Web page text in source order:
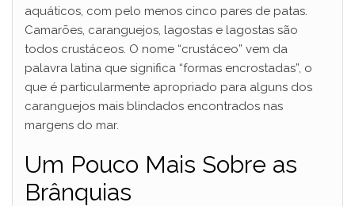
aquáticos, com pelo menos cinco pares de patas.
Camarões, caranguejos, lagostas e lagostas são
todos crustáceos. O nome “crustáceo” vem da
palavra latina que significa “formas encrostadas”, o
que é particularmente apropriado para alguns dos
caranguejos mais blindados encontrados nas
margens do mar.
Um Pouco Mais Sobre as
Brânquias